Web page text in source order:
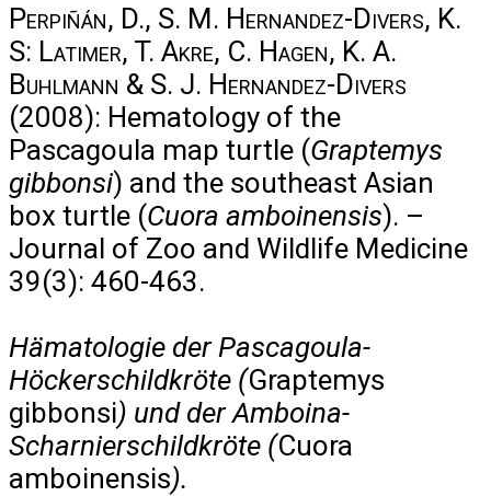
Perpiñán, D., S. M. Hernandez-Divers, K.
S: Latimer, T. Akre, C. Hagen, K. A.
Buhlmann & S. J. Hernandez-Divers
(2008): Hematology of the
Pascagoula map turtle (Graptemys
gibbonsi) and the southeast Asian
box turtle (Cuora amboinensis). –
Journal of Zoo and Wildlife Medicine
39(3): 460-463.
Hämatologie der Pascagoula-
Höckerschildkröte (Graptemys
gibbonsi) und der Amboina-
Scharnierschildkröte (Cuora
amboinensis).